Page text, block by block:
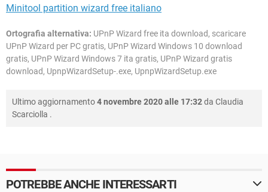
Minitool partition wizard free italiano
Ortografia alternativa: UPnP Wizard free ita download, scaricare
UPnP Wizard per PC gratis, UPnP Wizard Windows 10 download
gratis, UPnP Wizard Windows 7 ita gratis, UPnP Wizard gratis
download, UpnpWizardSetup-.exe, UpnpWizardSetup.exe
Ultimo aggiornamento4 novembre 2020 alle 17:32da Claudia
Scarciolla .
POTREBBE ANCHE INTERESSARTI